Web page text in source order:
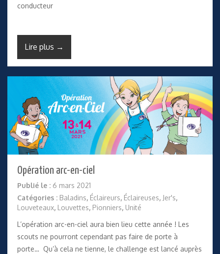
conducteur
Lire plus →
Opération arc-en-ciel
Publié le : 6 mars 2021
Catégories : Baladins, Éclaireurs, Éclaireuses, Jer's,
Louveteaux, Louvettes, Pionniers, Unité
L’opération arc-en-ciel aura bien lieu cette année ! Les
scouts ne pourront cependant pas faire de porte à
porte… Qu’à cela ne tienne, le challenge est lancé auprès